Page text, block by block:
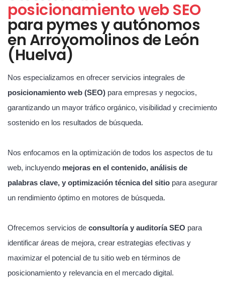
posicionamiento web SEO
para pymes y autónomos
en Arroyomolinos de León
(Huelva)
Nos especializamos en ofrecer servicios integrales de
posicionamiento web (SEO) para empresas y negocios,
garantizando un mayor tráfico orgánico, visibilidad y crecimiento
sostenido en los resultados de búsqueda.
Nos enfocamos en la optimización de todos los aspectos de tu
web, incluyendo mejoras en el contenido, análisis de
palabras clave, y optimización técnica del sitio para asegurar
un rendimiento óptimo en motores de búsqueda.
Ofrecemos servicios de consultoría y auditoría SEO para
identificar áreas de mejora, crear estrategias efectivas y
maximizar el potencial de tu sitio web en términos de
posicionamiento y relevancia en el mercado digital.